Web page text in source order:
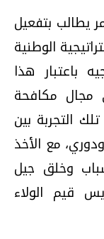
يطالب بتفعيل
الوطنية
باعتبار هذا
مجال مكافحة
التجربة بين
مع الأخذ
وخلق جيل
قيم الولاء